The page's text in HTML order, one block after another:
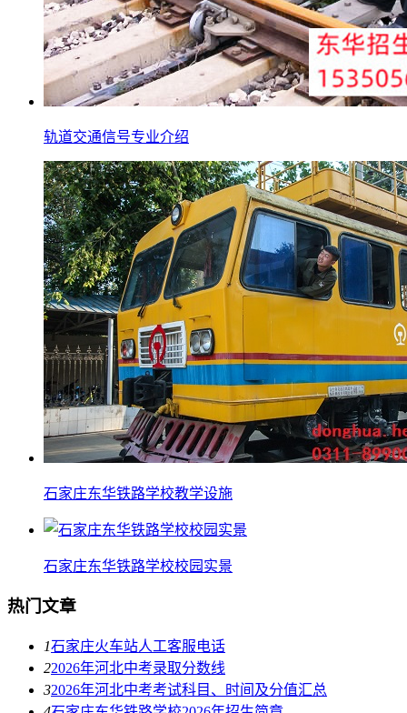
轨道交通信号专业介绍
石家庄东华铁路学校教学设施
石家庄东华铁路学校校园实景
热门文章
1石家庄火车站人工客服电话
22026年河北中考录取分数线
32026年河北中考考试科目、时间及分值汇总